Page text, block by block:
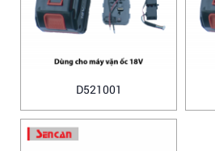
D521001